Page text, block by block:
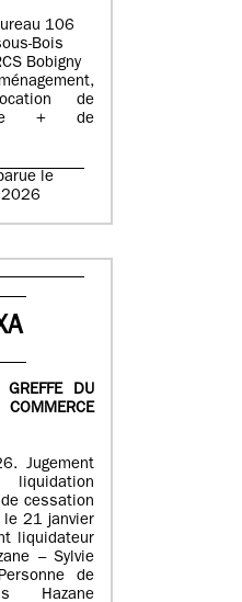
106
Bois
Bobigny
de
de + de
le
GREFFE DU
Jugement
liquidation
cessation
21 janvier
liquidateur
– Sylvie
de
Hazane